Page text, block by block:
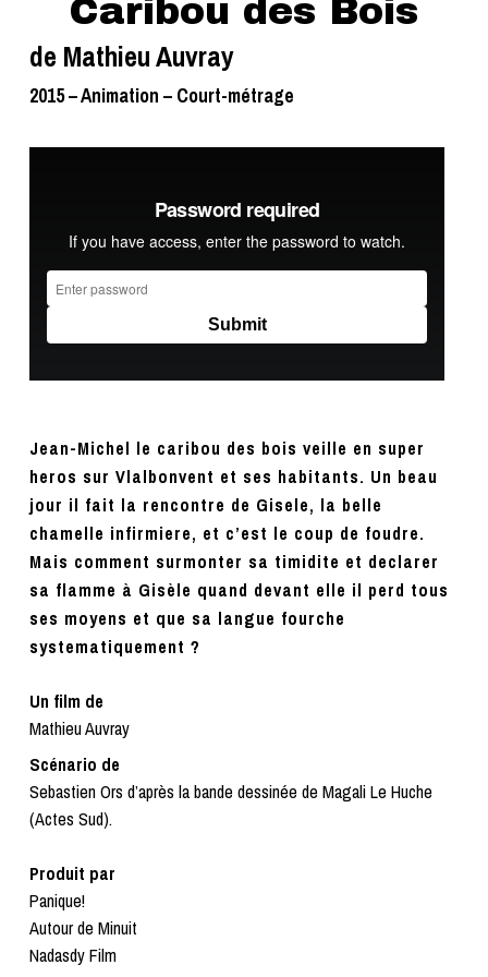
Caribou des Bois
de Mathieu Auvray
2015 – Animation – Court-métrage
Jean-Michel le caribou des bois veille en super
heros sur Vlalbonvent et ses habitants. Un beau
jour il fait la rencontre de Gisele, la belle
chamelle infirmiere, et c’est le coup de foudre.
Mais comment surmonter sa timidite et declarer
sa flamme à Gisèle quand devant elle il perd tous
ses moyens et que sa langue fourche
systematiquement ?
Un film de
Mathieu Auvray
Scénario de
Sebastien Ors d’après la bande dessinée de Magali Le Huche
(Actes Sud).
Produit par
Panique!
Autour de Minuit
Nadasdy Film